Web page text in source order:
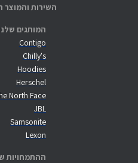
המותגים
Contigo
Chilly's
Hoodies
Herschel
North Face
JBL
Samsonite
Lexon
ההתמחויות
השירות והמוצר